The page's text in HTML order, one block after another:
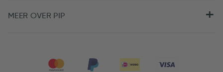
MEER OVER PIP